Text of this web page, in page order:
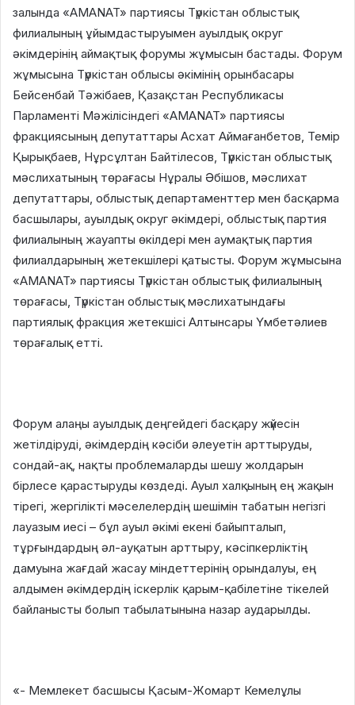
залында «AMANAT» партиясы Түркістан облыстық
филиалының ұйымдастыруымен ауылдық округ
әкімдерінің аймақтық форумы жұмысын бастады. Форум
жұмысына Түркістан облысы әкімінің орынбасары
Бейсенбай Тәжібаев, Қазақстан Республикасы
Парламенті Мәжілісіндегі «AMANAT» партиясы
фракциясының депутаттары Асхат Аймағанбетов, Темір
Қырықбаев, Нұрсұлтан Байтілесов, Түркістан облыстық
мәслихатының төрағасы Нұралы Әбішов, мәслихат
депутаттары, облыстық департаменттер мен басқарма
басшылары, ауылдық округ әкімдері, облыстық партия
филиалының жауапты өкілдері мен аумақтық партия
филиалдарының жетекшілері қатысты. Форум жұмысына
«AMANAT» партиясы Түркістан облыстық филиалының
төрағасы, Түркістан облыстық мәслихатындағы
партиялық фракция жетекшісі Алтынсары Үмбетәлиев
төрағалық етті.
Форум алаңы ауылдық деңгейдегі басқару жүйесін
жетілдіруді, әкімдердің кәсіби әлеуетін арттыруды,
сондай-ақ, нақты проблемаларды шешу жолдарын
бірлесе қарастыруды көздеді. Ауыл халқының ең жақын
тірегі, жергілікті мәселелердің шешімін табатын негізгі
лауазым иесі – бұл ауыл әкімі екені байыпталып,
тұрғындардың әл-ауқатын арттыру, кәсіпкерліктің
дамуына жағдай жасау міндеттерінің орындалуы, ең
алдымен әкімдердің іскерлік қарым-қабілетіне тікелей
байланысты болып табылатынына назар аударылды.
«- Мемлекет басшысы Қасым-Жомарт Кемелұлы